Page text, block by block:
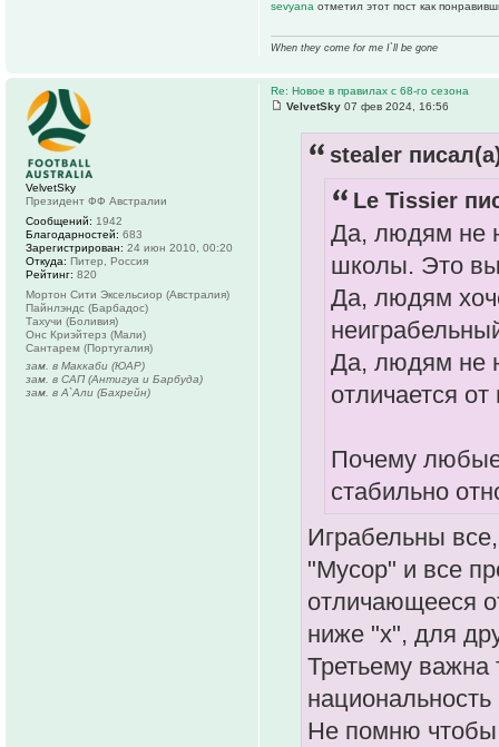
sevyana отметил этот пост как
When they come for me I`ll be gone
Re: Новое в правилах с 68-го сезона
VelvetSky 07 фев 2024, 16:56
stealer
Le Tissier
Да, людям не
школы. Это
Да, людям
Да, людям не
отличается
Почему
стабильно
Играбельны
"Мусор" и все
отличающееся
ниже "х", для
Третьему важна
Не помню чтобы
VelvetSky
Президент ФФ Австралии
Сообщений: 1942
Благодарностей: 683
Зарегистрирован: 24 июн 2010, 00:20
Откуда: Питер, Россия
Рейтинг: 820
Мортон Сити Эксельсиор (Австралия)
Пайнлэндс (Барбадос)
Тахучи (Боливия)
Онс Криэйтерз (Мали)
Сантарем (Португалия)
зам. в Маккаби (ЮАР)
зам. в САП (Антигуа и Барбуда)
зам. в А`Али (Бахрейн)